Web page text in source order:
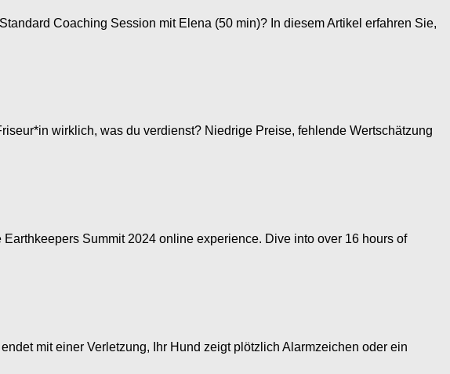
Coaching Session mit Elena (50 min)? In diesem Artikel erfahren Sie,
wirklich, was du verdienst? Niedrige Preise, fehlende Wertschätzung
Summit 2024 online experience. Dive into over 16 hours of
mit einer Verletzung, Ihr Hund zeigt plötzlich Alarmzeichen oder ein